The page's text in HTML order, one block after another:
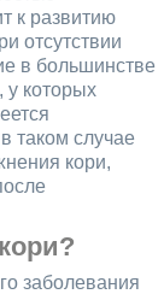
к развитию
отсутствии
в большинстве
у которых
таком случае
кори,
заболевания